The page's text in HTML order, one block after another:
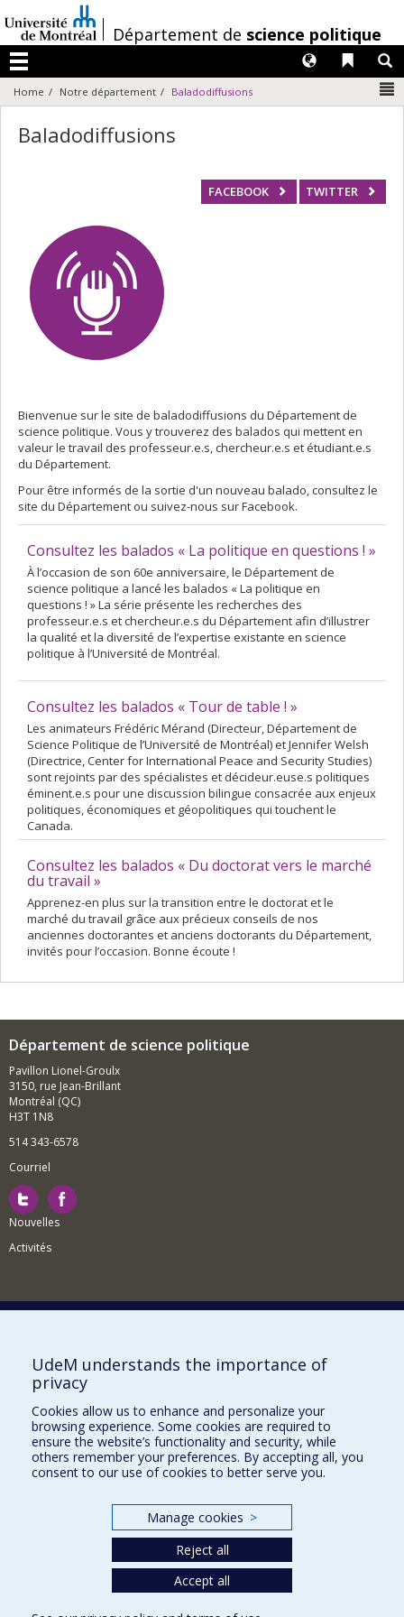
au
contenu
/Département de science politique
Menu
Liens
Langues
Home Notre département Baladodiffusions
Baladodiffusions
FACEBOOK TWITTER
Bienvenue sur le site de baladodiffusions du Département de
science politique. Vous y trouverez des balados qui mettent en
valeur le travail des professeur.e.s, chercheur.e.s et étudiant.e.s
du Département.
Pour être informés de la sortie d'un nouveau balado, consultez le
site du Département ou suivez-nous sur Facebook.
Consultez les balados « La politique en questions ! »
À l’occasion de son 60e anniversaire, le Département de
science politique a lancé les balados « La politique en
questions ! » La série présente les recherches des
professeur.e.s et chercheur.e.s du Département afin d’illustrer
la qualité et la diversité de l’expertise existante en science
politique à l’Université de Montréal.
Consultez les balados « Tour de table ! »
Les animateurs Frédéric Mérand (Directeur, Département de
Science Politique de l’Université de Montréal) et Jennifer Welsh
(Directrice, Center for International Peace and Security Studies)
sont rejoints par des spécialistes et décideur.euse.s politiques
éminent.e.s pour une discussion bilingue consacrée aux enjeux
politiques, économiques et géopolitiques qui touchent le
Canada.
Consultez les balados « Du doctorat vers le marché
du travail »
Apprenez-en plus sur la transition entre le doctorat et le
marché du travail grâce aux précieux conseils de nos
anciennes doctorantes et anciens doctorants du Département,
invités pour l’occasion. Bonne écoute !
Département de science politique
Pavillon Lionel-Groulx
3150, rue Jean-Brillant
Montréal (QC)
H3T 1N8
514 343-6578
Courriel
Nouvelles
Activités
Comment soutenir le Département?
BESOIN D'AIDE?
Plan du site
Signaler une erreur
Accessibilité
Nos départements et écoles
UdeM understands the importance of
privacy
Cookies allow us to enhance and personalize your
browsing experience. Some cookies are required to
ensure the website’s functionality and security, while
others remember your preferences. By accepting all, you
consent to our use of cookies to better serve you.
Manage cookies >
Reject all
Accept all